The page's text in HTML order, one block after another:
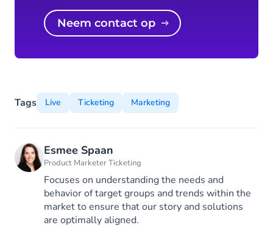
Neem contact op
Tags Live Ticketing Marketing
Esmee Spaan
Product Marketer Ticketing
Focuses on understanding the needs and
behavior of target groups and trends within the
market to ensure that our story and solutions
are optimally aligned.